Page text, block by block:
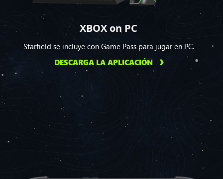
XBOX on PC
Starfield se incluye con Game Pass para jugar en PC.
DESCARGA LA APLICACIÓN